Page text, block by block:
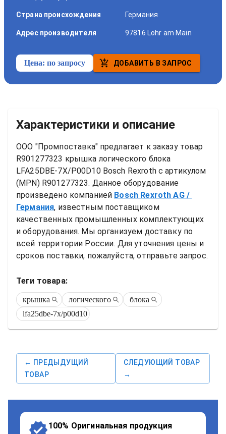
Страна происхождения Германия
Адрес производителя 97816 Lohr am Main
Цена: по запросу ДОБАВИТЬ В ЗАПРОС
Характеристики и описание
ООО "Промпоставка" предлагает к заказу товар
R901277323 крышка логического блока
LFA25DBE-7X/P00D10 Bosch Rexroth с артикулом
(MPN) R901277323. Данное оборудование
произведено компанией Bosch Rexroth AG /
Германия, известным поставщиком
качественных промышленных комплектующих
и оборудования. Мы организуем доставку по
всей территории России. Для уточнения цены и
сроков поставки, пожалуйста, отправьте запрос.
Теги товара:
крышка логического
блока
lfa25dbe-7x/p00d10
← ПРЕДЫДУЩИЙ
ТОВАР
СЛЕДУЮЩИЙ ТОВАР
→
100% Оригинальная продукция